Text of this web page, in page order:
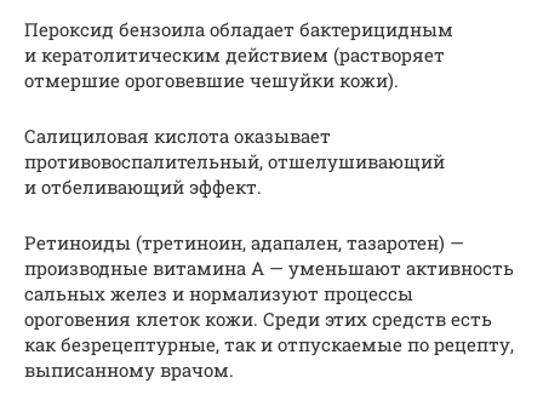
Пероксид бензоила обладает бактерицидным
и кератолитическим действием (растворяет
отмершие ороговевшие чешуйки кожи).
Салициловая кислота оказывает
противовоспалительный, отшелушивающий
и отбеливающий эффект.
Ретиноиды (третиноин, адапален, тазаротен) —
производные витамина А — уменьшают активность
сальных желез и нормализуют процессы
ороговения клеток кожи. Среди этих средств есть
как безрецептурные, так и отпускаемые по рецепту,
выписанному врачом.